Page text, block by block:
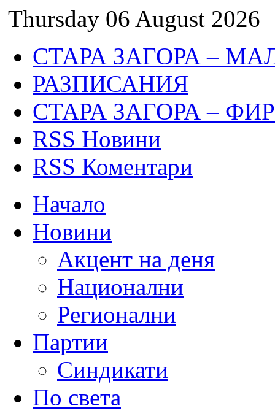
Thursday 06 August 2026
СТАРА ЗАГОРА –
РАЗПИСАНИЯ
СТАРА ЗАГОРА –
RSS Новини
RSS Коментари
Начало
Новини
Акцент на деня
Национални
Регионални
Партии
Синдикати
По света